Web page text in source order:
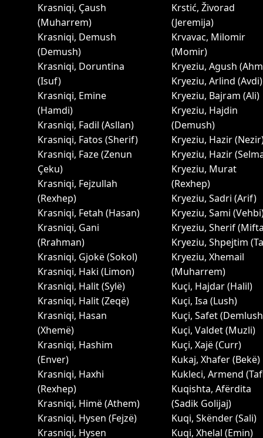
Krasniqi, Çaush
(Muharrem)
Krasniqi, Demush
(Demush)
Krasniqi, Doruntina
(Isuf)
Krasniqi, Emine
(Hamdi)
Krasniqi, Fadil (Asllan)
Krasniqi, Fatos (Sherif)
Krasniqi, Faze (Zenun
Çeku)
Krasniqi, Fejzullah
(Rexhep)
Krasniqi, Fetah (Hasan)
Krasniqi, Gani
(Rrahman)
Krasniqi, Gjokë (Sokol)
Krasniqi, Haki (Limon)
Krasniqi, Halit (Sylë)
Krasniqi, Halit (Zeqë)
Krasniqi, Hasan
(Xhemë)
Krasniqi, Hashim
(Enver)
Krasniqi, Haxhi
(Rexhep)
Krasniqi, Himё (Athem)
Krasniqi, Hysen (Fejzë)
Krasniqi, Hysen
Krstić, Živorad
(Jeremija)
Krvavac, Milomir
(Momir)
Kryeziu, Agush
Kryeziu, Arlind (Avdi)
Kryeziu, Bajram (Ali)
Kryeziu, Hajdin
(Demush)
Kryeziu, Hazir
Kryeziu, Hazir
Kryeziu, Murat
(Rexhep)
Kryeziu, Sadri (Arif)
Kryeziu, Sami
Kryeziu, Sherif
Kryeziu, Shpejtim
Kryeziu, Xhemail
(Muharrem)
Kuçi, Hajdar (Halil)
Kuçi, Isa (Lush)
Kuçi, Safet
Kuçi, Valdet (Muzli)
Kuçi, Xajë (Curr)
Kukaj, Xhafer (Bekë)
Kukleci, Armend
Kuqishta, Afërdita
(Sadik Golijaj)
Kuqi, Skënder (Sali)
Kuqi, Xhelal (Emin)